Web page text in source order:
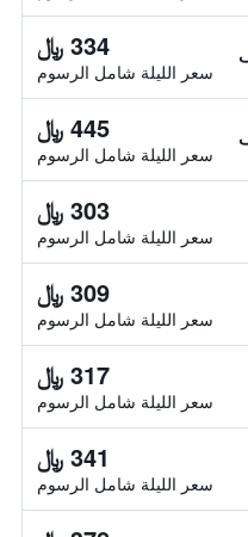
334 ﷼
سعر الليلة شامل الرسوم
445 ﷼
سعر الليلة شامل الرسوم
303 ﷼
سعر الليلة شامل الرسوم
309 ﷼
سعر الليلة شامل الرسوم
317 ﷼
سعر الليلة شامل الرسوم
341 ﷼
سعر الليلة شامل الرسوم